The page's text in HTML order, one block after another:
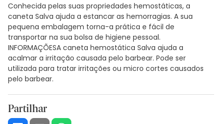
Conhecida pelas suas propriedades hemostáticas, a
caneta Salva ajuda a estancar as hemorragias. A sua
pequena embalagem torna-a prática e fácil de
transportar na sua bolsa de higiene pessoal.
INFORMAÇÕESA caneta hemostática Salva ajuda a
acalmar a irritação causada pelo barbear. Pode ser
utilizada para tratar irritações ou micro cortes causados
pelo barbear.
Partilhar